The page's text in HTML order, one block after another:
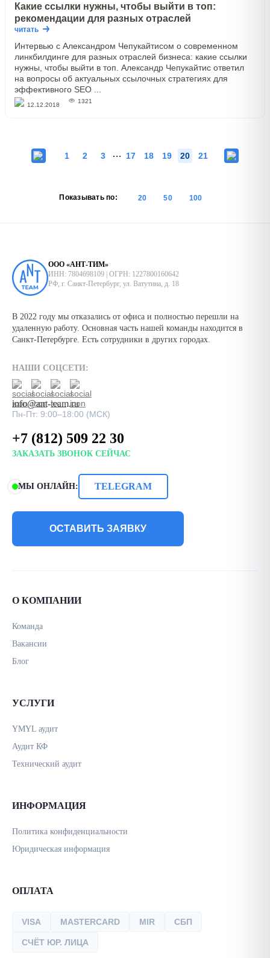
Какие ссылки нужны, чтобы выйти в топ:
рекомендации для разных отраслей
читать
Интервью с Александром Чепукайтисом о современном
линкбилдинге для разных отраслей бизнеса: какие ссылки
нужны, чтобы выйти в топ. Александр Чепукайтис ответил
на вопросы об актуальных ссылочных стратегиях для
эффективного SEO ...
12.12.2018
1321
1 2 3 … 17 18 19 20 21
Показывать по: 20 50 100
ООО «АНТ-ТИМ»
ИНН: 7804698109 | ОГРН: 1227800160642
РФ, г. Санкт-Петербург, ул. Ватутина, д. 18
В 2022 году мы отказались от офиса и полностью перешли на
удаленную работу. Основная часть нашей команды находится в
Санкт-Петербурге. Есть сотрудники в других городах.
НАШИ СОЦСЕТИ:
info@ant-team.ru
Пн-Пт: 9:00–18:00 (МСК)
+7 (812) 509 22 30
ЗАКАЗАТЬ ЗВОНОК СЕЙЧАС
МЫ ОНЛАЙН: TELEGRAM
ОСТАВИТЬ ЗАЯВКУ
О КОМПАНИИ
Команда
Вакансии
Блог
УСЛУГИ
YMYL аудит
Аудит КФ
Технический аудит
ИНФОРМАЦИЯ
Политика конфиденциальности
Юридическая информация
ОПЛАТА
VISA MASTERCARD MIR СБП
СЧЁТ ЮР. ЛИЦА